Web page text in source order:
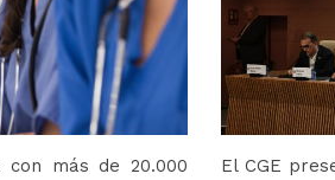
con más de 20.000
El CGE